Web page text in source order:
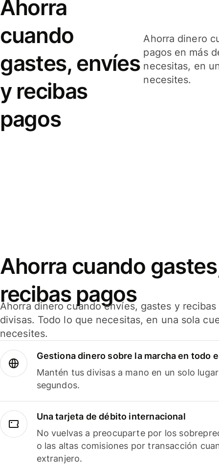
Ahorra
cuando
gastes, envíes
y recibas
pagos
Ahorra dinero
pagos en más
necesitas, en
necesites.
Ahorra cuando
recibas pagos
Ahorra dinero cuando envíes, gastes y
divisas. Todo lo que necesitas, en una sola
necesites.
Gestiona dinero sobre la marcha en todo
Mantén tus divisas a mano en un solo
segundos.
Una tarjeta de débito internacional
No vuelvas a preocuparte por los
o las altas comisiones por transacción
extranjero.